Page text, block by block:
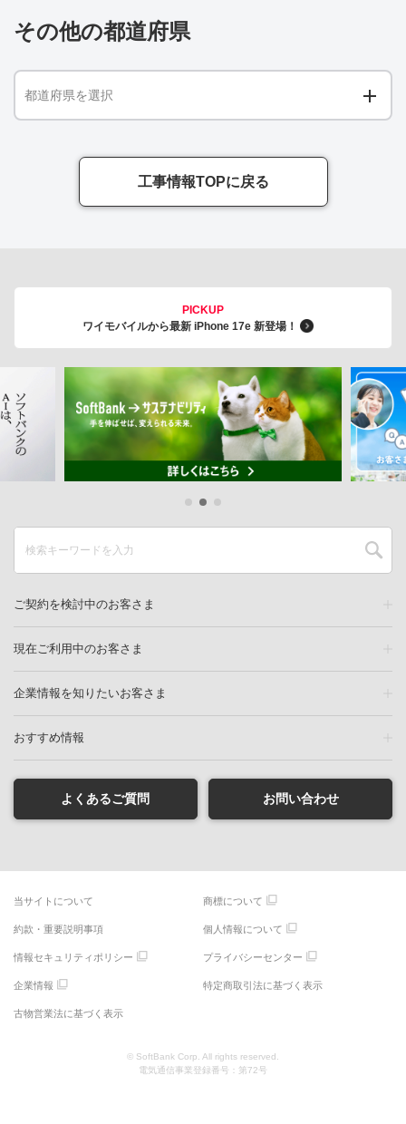
その他の都道府県
都道府県を選択
工事情報TOPに戻る
PICKUP
ワイモバイルから最新 iPhone 17e 新登場！
ご契約を検討中のお客さま
現在ご利用中のお客さま
企業情報を知りたいお客さま
おすすめ情報
よくあるご質問 お問い合わせ
当サイトについて 商標について
約款・重要説明事項 個人情報について
情報セキュリティポリシー プライバシーセンター
企業情報 特定商取引法に基づく表示
古物営業法に基づく表示
© SoftBank Corp. All rights reserved.
電気通信事業登録番号：第72号